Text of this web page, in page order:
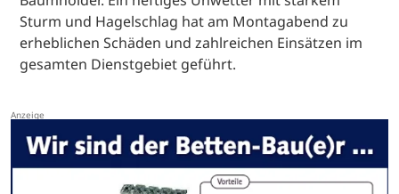
Sturm und Hagelschlag hat am Montagabend zu
erheblichen Schäden und zahlreichen Einsätzen im
gesamten Dienstgebiet geführt.